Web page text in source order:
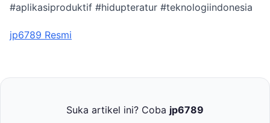
#aplikasiproduktif #hidupteratur #teknologiindonesia
jp6789 Resmi
Suka artikel ini? Coba jp6789